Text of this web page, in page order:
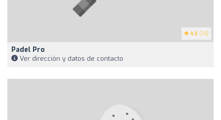
4.5 (74)
Padel Pro
Ver dirección y datos de contacto